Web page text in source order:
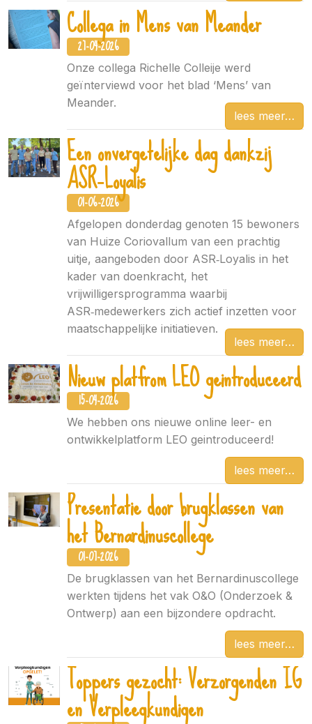
Collega in Mens van Meander
27-04-2026
Onze collega Richelle Colleije werd
geïnterviewd voor het blad ‘Mens’ van
Meander.
lees meer
Een onvergetelijke dag dankzij
ASR‑Loyalis
01-06-2026
Afgelopen donderdag genoten 15 bewoners
van Huize Coriovallum van een prachtig
uitje, aangeboden door ASR‑Loyalis in het
kader van doenkracht, het
vrijwilligersprogramma waarbij
ASR‑medewerkers zich actief inzetten voor
maatschappelijke initiatieven.
lees meer
Nieuw platfrom LEO geintroduceerd
15-04-2026
We hebben ons nieuwe online leer- en
ontwikkelplatform LEO geintroduceerd!
lees meer
Presentatie door brugklassen van
het Bernardinuscollege
01-07-2026
De brugklassen van het Bernardinuscollege
werkten tijdens het vak O&O (Onderzoek &
Ontwerp) aan een bijzondere opdracht.
lees meer
Toppers gezocht: Verzorgenden IG
en Verpleegkundigen